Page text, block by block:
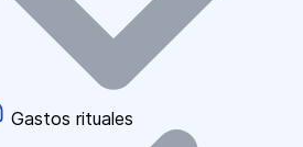
Gastos rituales